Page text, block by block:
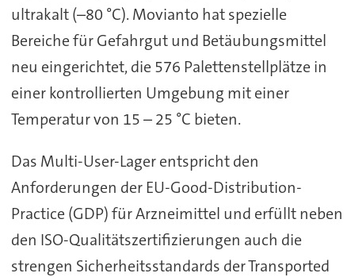
ultrakalt (–80 °C). Movianto hat spezielle
Bereiche für Gefahrgut und Betäubungsmittel
neu eingerichtet, die 576 Palettenstellplätze in
einer kontrollierten Umgebung mit einer
Temperatur von 15 – 25 °C bieten.
Das Multi-User-Lager entspricht den
Anforderungen der EU-Good-Distribution-
Practice (GDP) für Arzneimittel und erfüllt neben
den ISO-Qualitätszertifizierungen auch die
strengen Sicherheitsstandards der Transported